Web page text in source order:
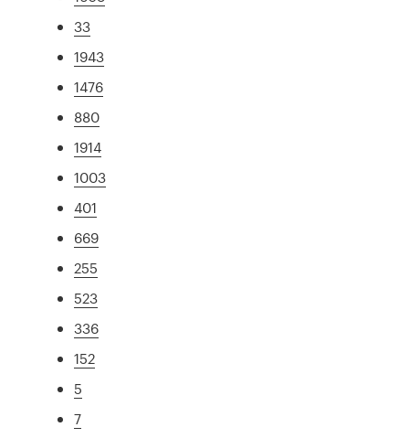
33
1943
1476
880
1914
1003
401
669
255
523
336
152
5
7